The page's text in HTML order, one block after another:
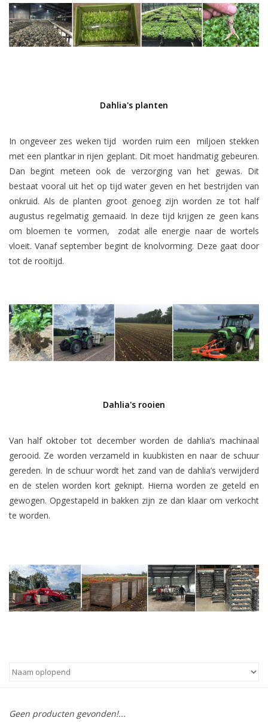
Dahlia's planten
In ongeveer zes weken tijd worden ruim een miljoen stekken
met een plantkar in rijen geplant. Dit moet handmatig gebeuren.
Dan begint meteen ook de verzorging van het gewas. Dit
bestaat vooral uit het op tijd water geven en het bestrijden van
onkruid. Als de planten groot genoeg zijn worden ze tot half
augustus regelmatig gemaaid. In deze tijd krijgen ze geen kans
om bloemen te vormen, zodat alle energie naar de wortels
vloeit. Vanaf september begint de knolvorming. Deze gaat door
tot de rooitijd.
Dahlia's rooien
Van half oktober tot december worden de dahlia’s machinaal
gerooid. Ze worden verzameld in kuubkisten en naar de schuur
gereden. In de schuur wordt het zand van de dahlia’s verwijderd
en de stelen worden kort geknipt. Hierna worden ze geteld en
gewogen. Opgestapeld in bakken zijn ze dan klaar om verkocht
te worden.
Geen producten gevonden!...